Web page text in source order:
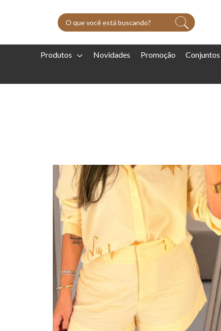
Produtos Novidades Promoção Conjuntos